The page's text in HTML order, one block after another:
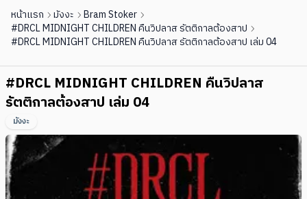
หน้าแรก มังงะ
Bram Stoker
#DRCL MIDNIGHT CHILDREN คืนวิปลาส รัตติกาลต้องสาป
#DRCL MIDNIGHT CHILDREN คืนวิปลาส รัตติกาลต้องสาป เล่ม 04
#DRCL MIDNIGHT CHILDREN คืนวิปลาส
รัตติกาลต้องสาป เล่ม 04
มังงะ